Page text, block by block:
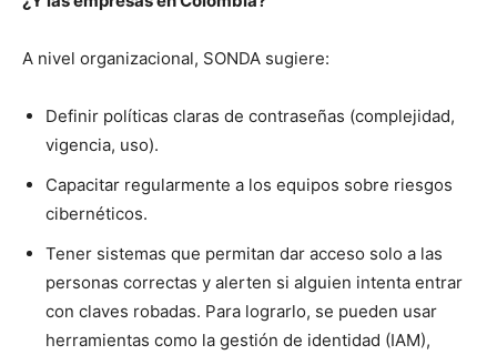
A nivel organizacional, SONDA sugiere:
Definir políticas claras de contraseñas (complejidad,
vigencia, uso).
Capacitar regularmente a los equipos sobre riesgos
cibernéticos.
Tener sistemas que permitan dar acceso solo a las
personas correctas y alerten si alguien intenta entrar
con claves robadas. Para lograrlo, se pueden usar
herramientas como la gestión de identidad (IAM),